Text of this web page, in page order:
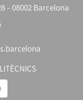
– 08002 Barcelona